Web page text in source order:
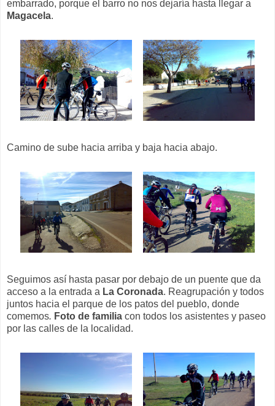
embarrado, porque el barro no nos dejaría hasta llegar a
Magacela.
Camino de sube hacia arriba y baja hacia abajo.
Seguimos así hasta pasar por debajo de un puente que da
acceso a la entrada a La Coronada. Reagrupación y todos
juntos hacia el parque de los patos del pueblo, donde
comemos. Foto de familia con todos los asistentes y paseo
por las calles de la localidad.